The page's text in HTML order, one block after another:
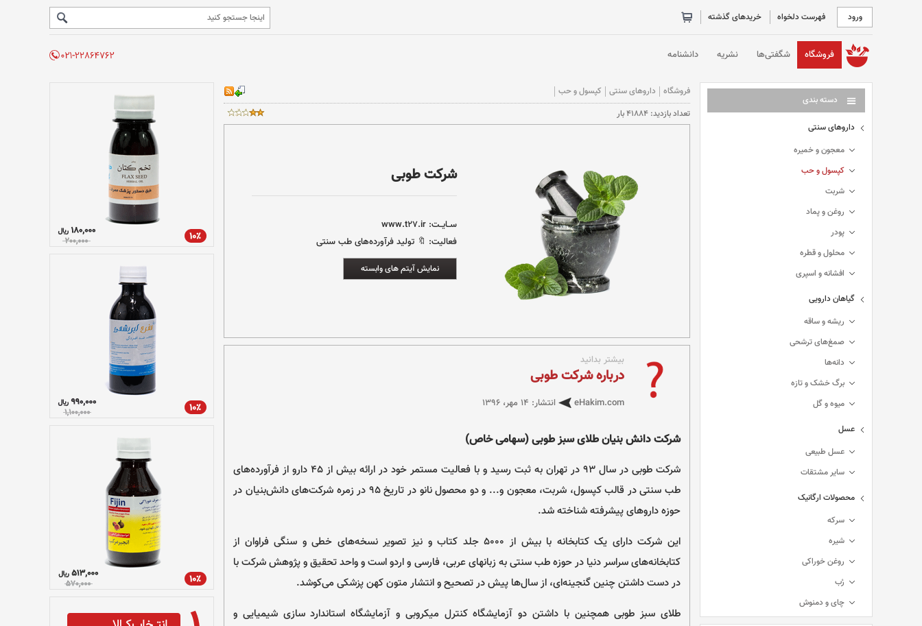
ورود فهرست دلخواه خریدهای گذشته
خانه فروشگاه شگفتی‌ها نشریه دانشنامه
دسته بندی
داروهای سنتی
معجون و خمیره
کپسول و حب
شربت
روغن و پماد
پودر
محلول و قطره
افشانه و اسپری
گیاهان دارویی
ریشه و ساقه
صمغ‌های ترشحی
دانه‌ها
برگ خشک و تازه
میوه و گل
عسل
عسل طبیعی
سایر مشتقات
محصولات ارگانیک
سرکه
شیره
روغن خوراکی
رُب
چای و دمنوش
فروشگاه داروهای سنتی
کپسول و حب
تعداد بازديد: 41884 بار
شرکت طوبی
ســایــت: www.t27.ir
فعالیت: 🔖 تولید فرآورده‌های طب سنتی
نمایش آیتم های وابسته
بیشتر بدانید
درباره شرکت طوبی
eHakim.com انتشار: ۱۴ مهر، ۱۳۹۶
شرکت دانش بنیان طلای سبز طوبی (سهامی خاص)
شرکت طوبی در سال ۹۳ در تهران به ثبت رسید و با فعالیت مستمر خود در ارائه بیش از ۴۵ دارو از فرآورده‌های
طب سنتی در قالب کپسول، شربت، معجون و... و دو محصول نانو در تاریخ ۹۵ در زمره شرکت‌های دانش‌بنیان در
حوزه داروهای پیشرفته شناخته شد.
این شرکت دارای یک کتابخانه با بیش از ۵۰۰۰ جلد کتاب و نیز تصویر نسخه‌های خطی و سنگی فراوان از
کتابخانه‌های سراسر دنیا در حوزه طب سنتی به زبانهای عربی، فارسی و اردو است و واحد تحقیق و پژوهش شرکت با
در دست داشتن چنین گنجینه‌ای، از سال‌ها پیش در تصحیح و انتشار متون کهن پزشکی می‌کوشد.
طلای سبز طوبی همچنین با داشتن دو آزمایشگاه کنترل میکروبی و آزمایشگاه استاندارد سازی شیمیایی و